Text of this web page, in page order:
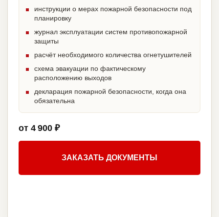
инструкции о мерах пожарной безопасности под
планировку
журнал эксплуатации систем противопожарной
защиты
расчёт необходимого количества огнетушителей
схема эвакуации по фактическому
расположению выходов
декларация пожарной безопасности, когда она
обязательна
от 4 900 ₽
ЗАКАЗАТЬ ДОКУМЕНТЫ